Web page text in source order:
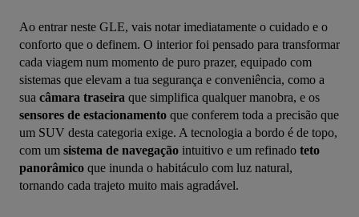
Ao entrar neste GLE, vais notar imediatamente o cuidado e o
conforto que o definem. O interior foi pensado para transformar
cada viagem num momento de puro prazer, equipado com
sistemas que elevam a tua segurança e conveniência, como a
sua câmara traseira
sensores de estacionamento que conferem toda a precisão que
um SUV desta categoria exige. A tecnologia a bordo é de topo,
com um sistema de navegação intuitivo e um refinado teto
panorâmico que inunda o habitáculo com luz natural,
tornando cada trajeto muito mais agradável.